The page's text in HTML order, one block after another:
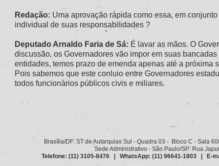
Redação: Uma aprovação rápida como essa, em
individual de suas responsabilidades ?
Deputado Arnaldo Faria de Sá: É lavar as mãos. O
discussão, os Governadores vão impor em suas
entidades, temos prazo de emenda apenas até a próxima
Pois sabemos que este conluio entre Governadores
todos funcionários públicos civis e miliares.
Brasília/DF: ST de Autarquias Sul - Quadra 03 - Bloco C - Sala
Sede Administrativo - São Paulo/SP: Rua
Telefone: (11) 3105-8476 | WhatsApp: (11) 96641-1803 | E-